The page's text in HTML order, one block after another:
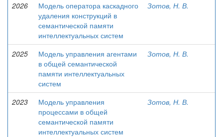
2026
Модель оператора каскадного
удаления конструкций в
семантической памяти
интеллектуальных систем
Зотов, Н. В.
2025
Модель управления агентами
в общей семантической
памяти интеллектуальных
систем
Зотов, Н. В.
2023
Модель управления
процессами в общей
семантической памяти
интеллектуальных систем
Зотов, Н. В.